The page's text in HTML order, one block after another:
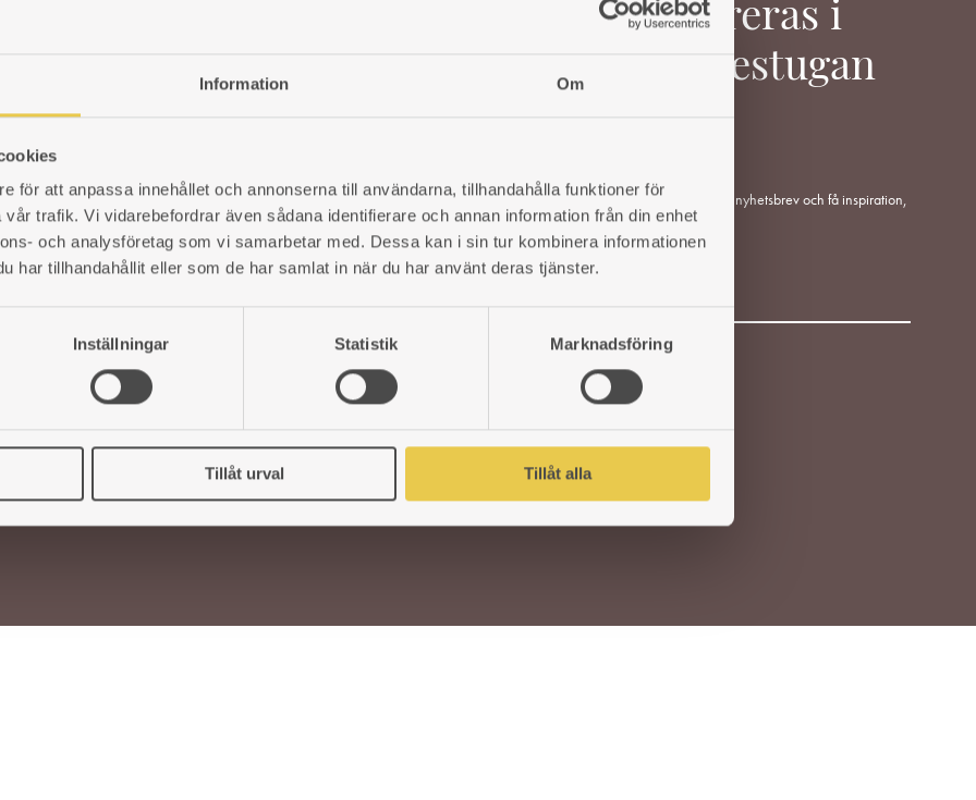
Information Om
för att anpassa innehållet och annonserna till användarna, tillhandahålla funktioner för
trafik. Vi vidarebefordrar även sådana identifierare och annan information från din enhet
och analysföretag som vi samarbetar med. Dessa kan i sin tur kombinera informationen
har tillhandahållit eller som de har samlat in när du har använt deras tjänster.
Inställningar Statistik Marknadsföring
Tillåt urval Tillåt alla
STOVES AND
ABOUT US
CUSTOMER SERVICE
Support
Inspireras i
Värmestugan
Anmäl dig till vårt nyhetsbrev och få inspiration,
tips och råd.